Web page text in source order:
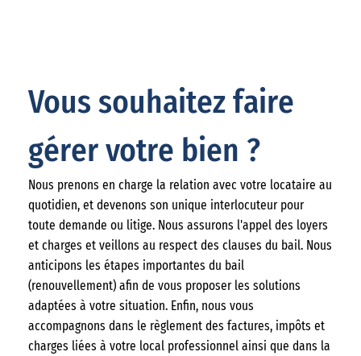
Vous souhaitez faire
gérer votre bien ?
Nous prenons en charge la relation avec votre locataire au
quotidien, et devenons son unique interlocuteur pour
toute demande ou litige. Nous assurons l'appel des loyers
et charges et veillons au respect des clauses du bail. Nous
anticipons les étapes importantes du bail
(renouvellement) afin de vous proposer les solutions
adaptées à votre situation. Enfin, nous vous
accompagnons dans le règlement des factures, impôts et
charges liées à votre local professionnel ainsi que dans la